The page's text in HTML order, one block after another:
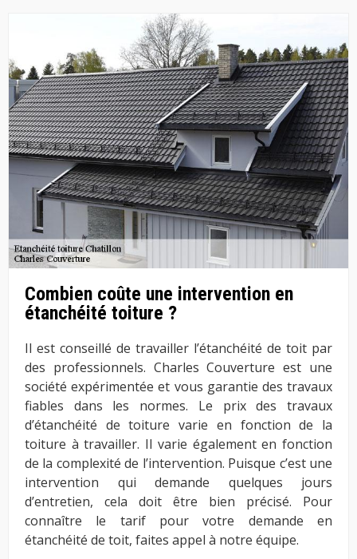
Combien coûte une intervention en
étanchéité toiture ?
Il est conseillé de travailler l’étanchéité de toit par
des professionnels. Charles Couverture est une
société expérimentée et vous garantie des travaux
fiables dans les normes. Le prix des travaux
d’étanchéité de toiture varie en fonction de la
toiture à travailler. Il varie également en fonction
de la complexité de l’intervention. Puisque c’est une
intervention qui demande quelques jours
d’entretien, cela doit être bien précisé. Pour
connaître le tarif pour votre demande en
étanchéité de toit, faites appel à notre équipe.